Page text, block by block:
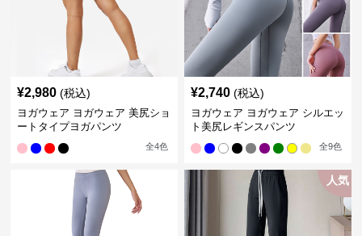
¥2,980 (税込)
ヨガウェア ヨガウェア 美尻ショ
ートタイプヨガパンツ
全4色
¥2,740 (税込)
ヨガウェア ヨガウェア シルエッ
ト美尻レギンスパンツ
全9色
人気